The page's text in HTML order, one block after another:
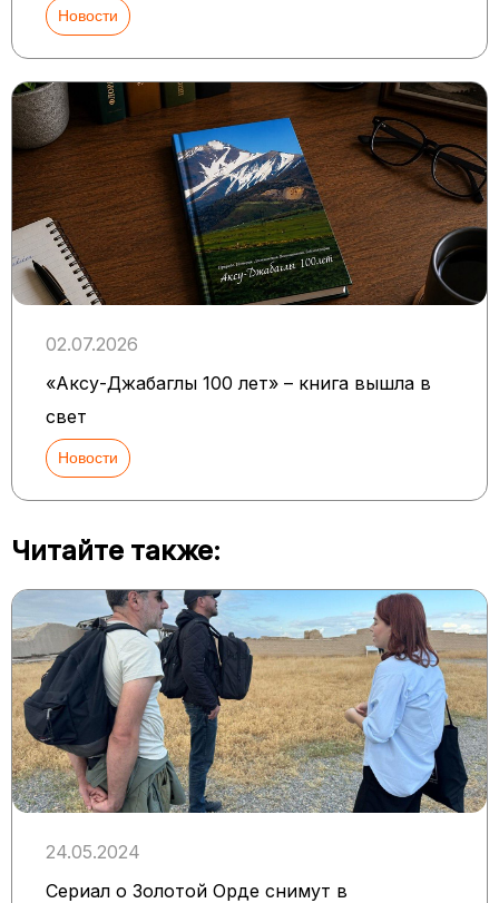
Новости
02.07.2026
«Аксу-Джабаглы 100 лет» – книга вышла в
свет
Новости
Читайте также:
24.05.2024
Сериал о Золотой Орде снимут в